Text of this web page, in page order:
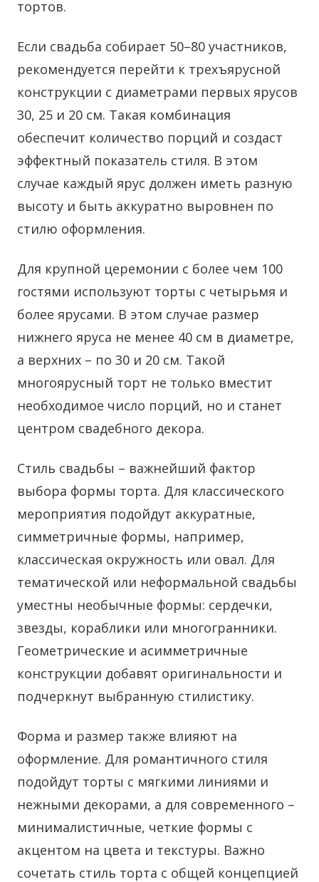
тортов.
Если свадьба собирает 50–80 участников,
рекомендуется перейти к трехъярусной
конструкции с диаметрами первых ярусов
30, 25 и 20 см. Такая комбинация
обеспечит количество порций и создаст
эффектный показатель стиля. В этом
случае каждый ярус должен иметь разную
высоту и быть аккуратно выровнен по
стилю оформления.
Для крупной церемонии с более чем 100
гостями используют торты с четырьмя и
более ярусами. В этом случае размер
нижнего яруса не менее 40 см в диаметре,
а верхних – по 30 и 20 см. Такой
многоярусный торт не только вместит
необходимое число порций, но и станет
центром свадебного декора.
Стиль свадьбы – важнейший фактор
выбора формы торта. Для классического
мероприятия подойдут аккуратные,
симметричные формы, например,
классическая окружность или овал. Для
тематической или неформальной свадьбы
уместны необычные формы: сердечки,
звезды, кораблики или многогранники.
Геометрические и асимметричные
конструкции добавят оригинальности и
подчеркнут выбранную стилистику.
Форма и размер также влияют на
оформление. Для романтичного стиля
подойдут торты с мягкими линиями и
нежными декорами, а для современного –
минималистичные, четкие формы с
акцентом на цвета и текстуры. Важно
сочетать стиль торта с общей концепцией